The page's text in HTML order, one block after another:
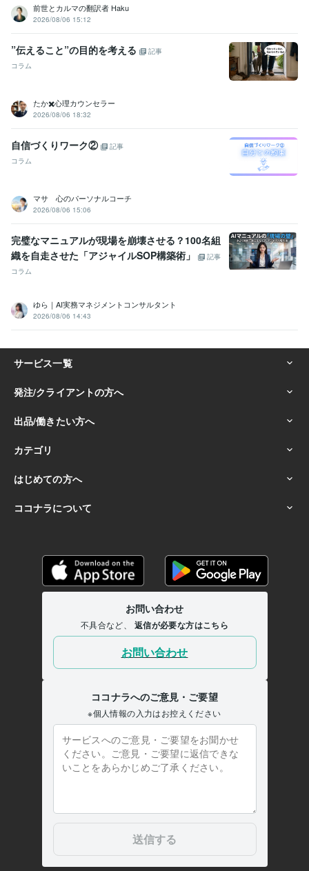
前世とカルマの翻訳者 Haku
2026/08/06 15:12
”伝えること”の目的を考える
記事
コラム
たか✖️心理カウンセラー
2026/08/06 18:32
自信づくりワーク②
記事
コラム
マサ 心のパーソナルコーチ
2026/08/06 15:06
完璧なマニュアルが現場を崩壊させる？100名組
織を自走させた「アジャイルSOP構築術」
記事
コラム
ゆら｜AI実務マネジメントコンサルタント
2026/08/06 14:43